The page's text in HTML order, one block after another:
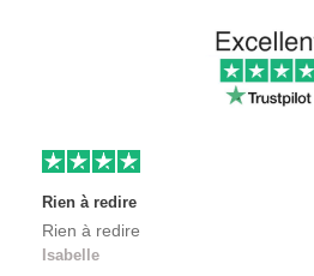
Rien à redire
Rien à redire
Isabelle